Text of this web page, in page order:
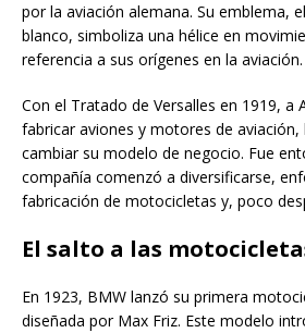
por la aviación alemana. Su emblema,
blanco, simboliza una hélice en
referencia a sus orígenes en la aviación.
Con el Tratado de Versalles en 1919, a
fabricar aviones y motores de
cambiar su modelo de negocio. Fue
compañía comenzó a diversificarse,
fabricación de motocicletas y, poco
El salto a las
En 1923, BMW lanzó su primera
diseñada por Max Friz. Este modelo